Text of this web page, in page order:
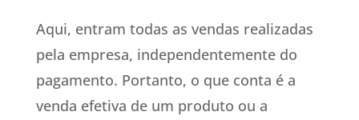
Aqui, entram todas as vendas realizadas
pela empresa, independentemente do
pagamento. Portanto, o que conta é a
venda efetiva de um produto ou a